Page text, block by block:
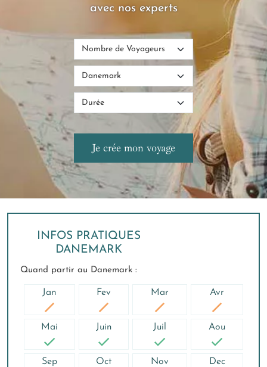
avec nos experts
INFOS PRATIQUES
DANEMARK
Quand partir au Danemark :
Jan Fev Mar Avr
Mai Juin Juil Aou
Sep Oct Nov Dec